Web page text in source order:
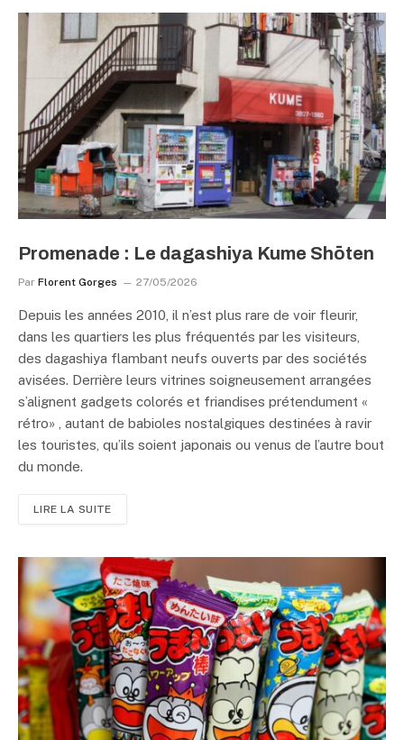
Promenade : Le dagashiya Kume Shōten
Par Florent Gorges 27/05/2026
Depuis les années 2010, il n’est plus rare de voir fleurir,
dans les quartiers les plus fréquentés par les visiteurs,
des dagashiya flambant neufs ouverts par des sociétés
avisées. Derrière leurs vitrines soigneusement arrangées
s’alignent gadgets colorés et friandises prétendument «
rétro» , autant de babioles nostalgiques destinées à ravir
les touristes, qu’ils soient japonais ou venus de l’autre bout
du monde.
LIRE LA SUITE